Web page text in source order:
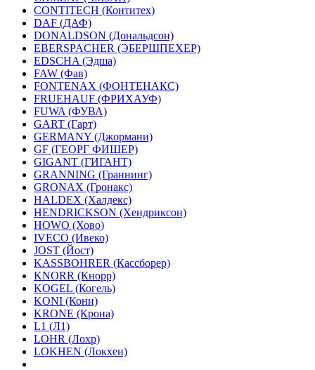
CONTITECH (Контитех)
DAF (ДАФ)
DONALDSON (Дональдсон)
EBERSPACHER (ЭБЕРШПЕХЕР)
EDSCHA (Эдша)
FAW (Фав)
FONTENAX (ФОНТЕНАКС)
FRUEHAUF (ФРИХАУФ)
FUWA (ФУВА)
GART (Гарт)
GERMANY (Джормани)
GF (ГЕОРГ ФИШЕР)
GIGANT (ГИГАНТ)
GRANNING (Граннинг)
GRONAX (Гронакс)
HALDEX (Халдекс)
HENDRICKSON (Хендриксон)
HOWO (Хово)
IVECO (Ивеко)
JOST (Йост)
KASSBOHRER (Касcборер)
KNORR (Кнорр)
KOGEL (Когель)
KONI (Кони)
KRONE (Крона)
L1 (Л1)
LOHR (Лохр)
LOKHEN (Локхен)